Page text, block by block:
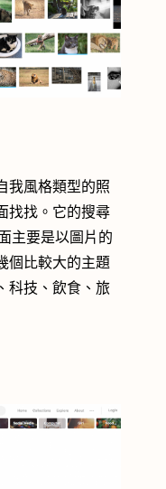
我風格類型的照
找找。它的搜尋
主要是以圖片的
個比較大的主題
科技、飲食、旅